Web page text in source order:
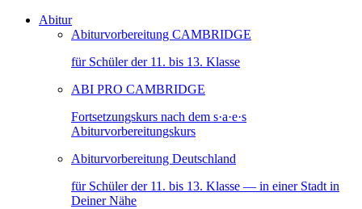
Abitur
Abiturvorbereitung CAMBRIDGE
für Schüler der 11. bis 13. Klasse
ABI PRO CAMBRIDGE
Fortsetzungskurs nach dem s·a·e·s
Abiturvorbereitungskurs
Abiturvorbereitung Deutschland
für Schüler der 11. bis 13. Klasse — in einer Stadt in
Deiner Nähe